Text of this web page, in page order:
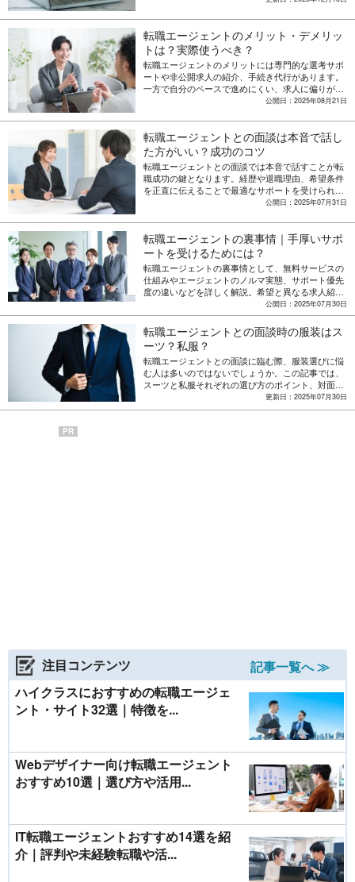
転職エージェントのメリット・デメリッ
トは？実際使うべき？
転職エージェントのメリットには専門的な選考サポ
ートや非公開求人の紹介、手続き代行があります。
一方で自分のペースで進めにくい、求人に偏りがあ
る等のデメリットも存在します。利用に向いている
ても解説します。
公開日：2025年08月21日
転職エージェントとの面談は本音で話し
た方がいい？成功のコツ
転職エージェントとの面談では本音で話すことが転
職成功の鍵となります。経歴や退職理由、希望条件
を正直に伝えることで最適なサポートを受けられる
一方、やってはいけない行動もあります。良い転職
ても解説します。
公開日：2025年07月31日
転職エージェントの裏事情｜手厚いサポ
ートを受けるためには？
転職エージェントの裏事情として、無料サービスの
仕組みやエージェントのノルマ実態、サポート優先
度の違いなどを詳しく解説。希望と異なる求人紹介
への対処法や信頼できる転職エージェントの選び
方、最大限活用する戦略についても解説します。
公開日：2025年07月30日
転職エージェントとの面談時の服装はス
ーツ？私服？
転職エージェントとの面談に臨む際、服装選びに悩
む人は多いのではないでしょうか。この記事では、
スーツと私服それぞれの選び方のポイント、対面と
オンライン面談に適した服装、服装選びで注意すべ
き点について解説します。
更新日：2025年07月30日
PR
注目コンテンツ
記事一覧へ ≫
ハイクラスにおすすめの転職エージェ
ント・サイト32選｜特徴を...
Webデザイナー向け転職エージェント
おすすめ10選｜選び方や活用...
IT転職エージェントおすすめ14選を紹
介｜評判や未経験転職や活...